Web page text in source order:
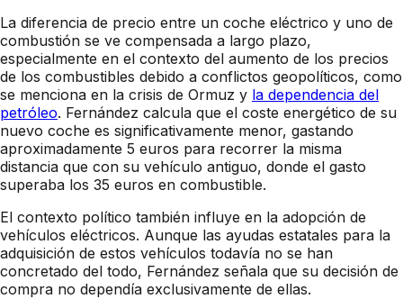
La diferencia de precio entre un coche eléctrico y uno de
combustión se ve compensada a largo plazo,
especialmente en el contexto del aumento de los precios
de los combustibles debido a conflictos geopolíticos, como
se menciona en la crisis de Ormuz y la dependencia del
petróleo. Fernández calcula que el coste energético de su
nuevo coche es significativamente menor, gastando
aproximadamente 5 euros para recorrer la misma
distancia que con su vehículo antiguo, donde el gasto
superaba los 35 euros en combustible.
El contexto político también influye en la adopción de
vehículos eléctricos. Aunque las ayudas estatales para la
adquisición de estos vehículos todavía no se han
concretado del todo, Fernández señala que su decisión de
compra no dependía exclusivamente de ellas.